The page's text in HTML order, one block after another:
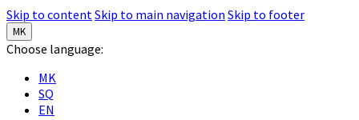
Skip to contentSkip to main navigation Skip to footer
MK
Choose language:
MK
SQ
EN